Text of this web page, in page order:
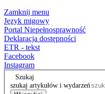
Zamknij menu
Język migowy
Portal Niepełnosprawność
Deklaracja dostępności
ETR - tekst
Facebook
Instagram
Szukaj
szukaj artykułów i wydarzeń